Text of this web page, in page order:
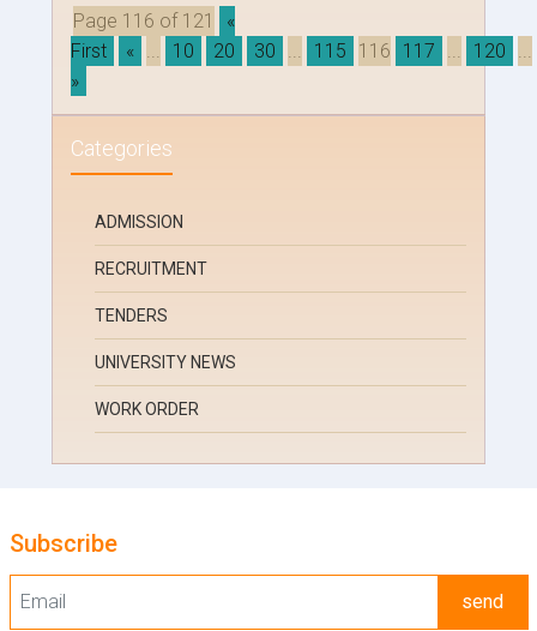
Page 116 of 121
«
First
« 10 20 30 115 116 117 120
»
Categories
ADMISSION
RECRUITMENT
TENDERS
UNIVERSITY NEWS
WORK ORDER
Subscribe
send